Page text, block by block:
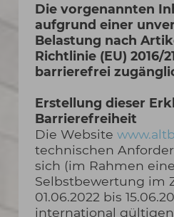
Die vorgenannten
aufgrund einer
Belastung nach
Richtlinie (EU) 2016/
barrierefrei
Erstellung dieser
Barrierefreiheit
Die Website
technischen
sich (im Rahmen
Selbstbewertung im
01.06.2022 bis
international